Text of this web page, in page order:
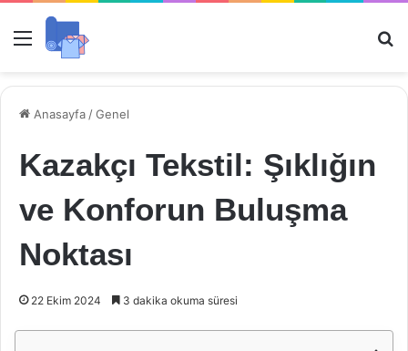
Menü
Anasayfa /Genel
Kazakçı Tekstil: Şıklığın
ve Konforun Buluşma
Noktası
22 Ekim 2024 3 dakika okuma süresi